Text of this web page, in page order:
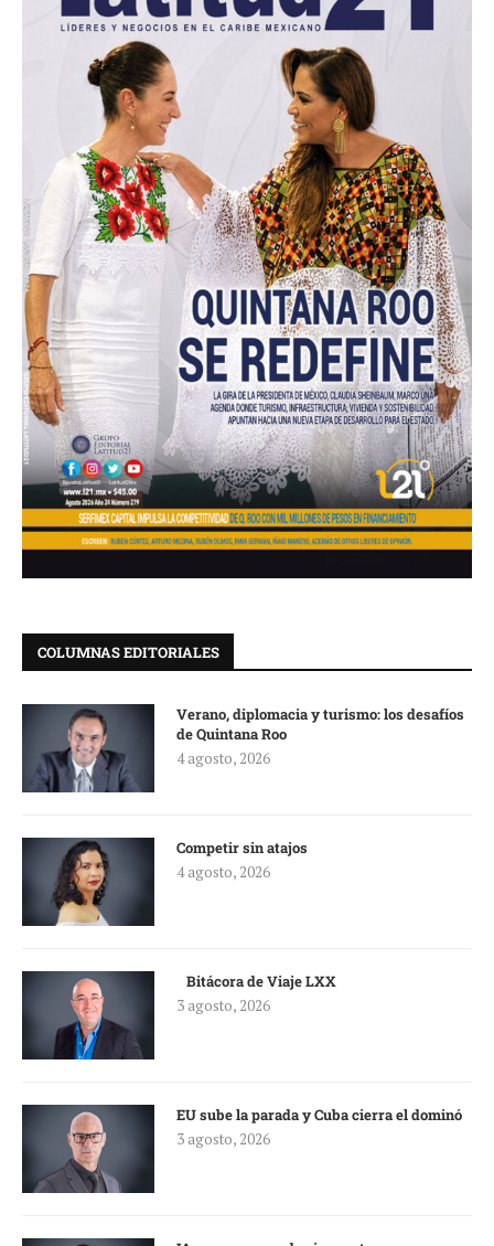
COLUMNAS EDITORIALES
Verano, diplomacia y turismo: los desafíos
de Quintana Roo
4 agosto, 2026
Competir sin atajos
4 agosto, 2026
Bitácora de Viaje LXX
3 agosto, 2026
EU sube la parada y Cuba cierra el dominó
3 agosto, 2026